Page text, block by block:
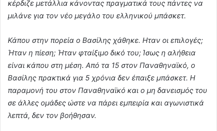
κέρδιζε μετάλλια κάνοντας πραγματικά τους πάντες να
μιλάνε για τον νέο μεγάλο του ελληνικού μπάσκετ.
Κάπου στην πορεία ο Βασίλης χάθηκε. Ηταν οι επιλογές;
Ήταν η πίεση; Ήταν φταίξιμο δικό του; Ίσως η αλήθεια
είναι κάπου στη μέση. Από τα 15 στον Παναθηναϊκό, ο
Βασίλης πρακτικά για 5 χρόνια δεν έπαιξε μπάσκετ. Η
παραμονή του στον Παναθηναϊκό και ο μη δανεισμός του
σε άλλες ομάδες ώστε να πάρει εμπειρία και αγωνιστικά
λεπτά, δεν τον βοήθησαν.